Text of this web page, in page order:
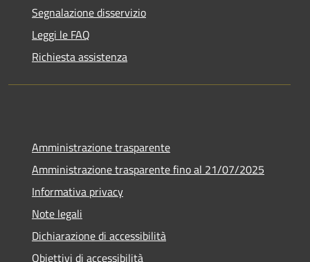
Segnalazione disservizio
Leggi le FAQ
Richiesta assistenza
Amministrazione trasparente
Amministrazione trasparente fino al 21/07/2025
Informativa privacy
Note legali
Dichiarazione di accessibilità
Obiettivi di accessibilità